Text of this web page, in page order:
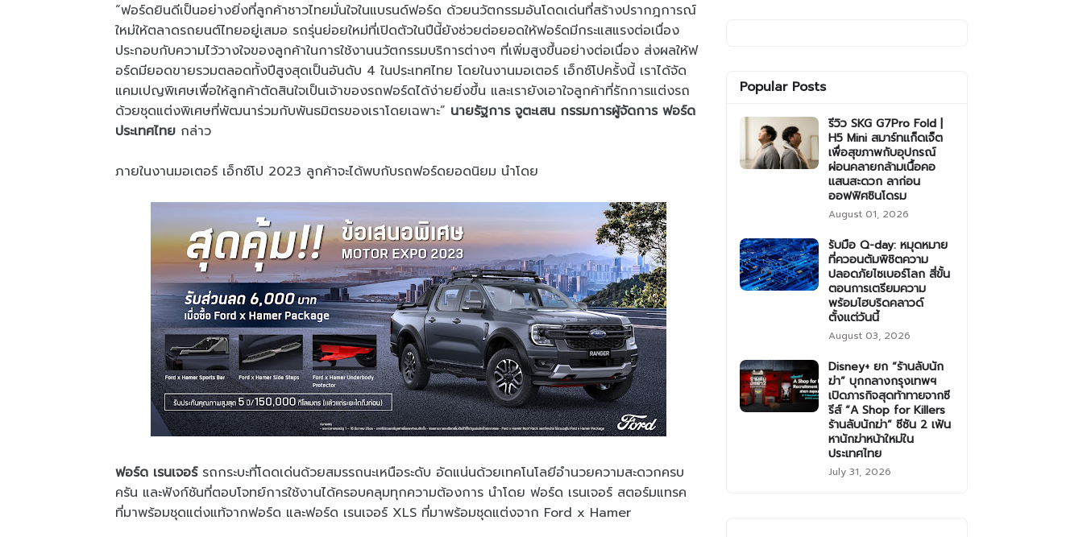
“ฟอร์ดยินดีเป็นอย่างยิ่งที่ลูกค้าชาวไทยมั่นใจในแบรนด์ฟอร์ด ด้วยนวัตกรรมอันโดดเด่นที่สร้างปรากฎการณ์
ใหม่ให้ตลาดรถยนต์ไทยอยู่เสมอ รถรุ่นย่อยใหม่ที่เปิดตัวในปีนี้ยังช่วยต่อยอดให้ฟอร์ดมีกระแสแรงต่อเนื่อง
ประกอบกับความไว้วางใจของลูกค้าในการใช้งานนวัตกรรมบริการต่างๆ ที่เพิ่มสูงขึ้นอย่างต่อเนื่อง ส่งผลให้ฟ
อร์ดมียอดขายรวมตลอดทั้งปีสูงสุดเป็นอันดับ 4 ในประเทศไทย โดยในงานมอเตอร์ เอ็กซ์โปครั้งนี้ เราได้จัด
แคมเปญพิเศษเพื่อให้ลูกค้าตัดสินใจเป็นเจ้าของรถฟอร์ดได้ง่ายยิ่งขึ้น และเรายังเอาใจลูกค้าที่รักการแต่งรถ
ด้วยชุดแต่งพิเศษที่พัฒนาร่วมกับพันธมิตรของเราโดยเฉพาะ” นายรัฐการ จูตะเสน กรรมการผู้จัดการ ฟอร์ด
ประเทศไทย กล่าว
ภายในงานมอเตอร์ เอ็กซ์โป 2023 ลูกค้าจะได้พบกับรถฟอร์ดยอดนิยม นำโดย
ฟอร์ด เรนเจอร์รถกระบะที่โดดเด่นด้วยสมรรถนะเหนือระดับ อัดแน่นด้วยเทคโนโลยีอำนวยความสะดวกครบ
ครัน และฟังก์ชันที่ตอบโจทย์การใช้งานได้ครอบคลุมทุกความต้องการ นำโดย ฟอร์ด เรนเจอร์ สตอร์มแทรค
ที่มาพร้อมชุดแต่งแท้จากฟอร์ด และฟอร์ด เรนเจอร์ XLS ที่มาพร้อมชุดแต่งจาก Ford x Hamer
Popular Posts
รีวิว SKG G7Pro Fold |
H5 Mini สมาร์ทแก็ดเจ็ต
เพื่อสุขภาพกับอุปกรณ์
ผ่อนคลายกล้ามเนื้อคอ
แสนสะดวก ลาก่อน
ออฟฟิศซินโดรม
August 01, 2026
รับมือ Q-day: หมุดหมาย
ที่ควอนตัมพิชิตความ
ปลอดภัยไซเบอร์โลก สี่ขั้น
ตอนการเตรียมความ
พร้อมไฮบริดคลาวด์
ตั้งแต่วันนี้
August 03, 2026
Disney+ ยก “ร้านลับนัก
ฆ่า” บุกกลางกรุงเทพฯ
เปิดภารกิจสุดท้าทายจากซี
รีส์ “A Shop for Killers
ร้านลับนักฆ่า” ซีซัน 2 เฟ้น
หานักฆ่าหน้าใหม่ใน
ประเทศไทย
July 31, 2026